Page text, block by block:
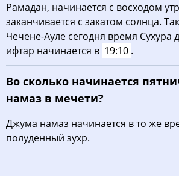
Рамадан, начинается с восходом
заканчивается с закатом солнца.
Чечене-Ауле сегодня время Сухура
ифтар начинается в 19:10 .
Во сколько начинается
намаз в мечети?
Джума намаз начинается в то же
полуденный зухр.